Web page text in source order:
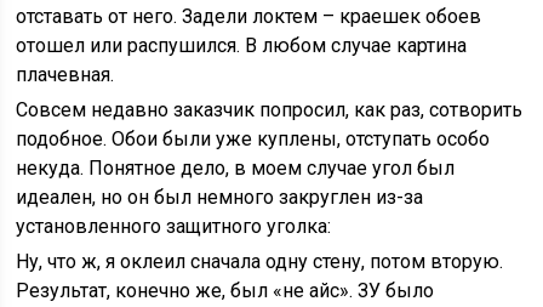
отставать от него. Задели локтем – краешек обоев
отошел или распушился. В любом случае картина
плачевная.
Совсем недавно заказчик попросил, как раз, сотворить
подобное. Обои были уже куплены, отступать особо
некуда. Понятное дело, в моем случае угол был
идеален, но он был немного закруглен из-за
установленного защитного уголка:
Ну, что ж, я оклеил сначала одну стену, потом вторую.
Результат, конечно же, был «не айс». ЗУ было